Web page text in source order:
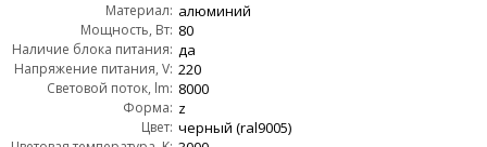
Материал: алюминий
Мощность, Вт: 80
Наличие блока питания: да
Напряжение питания, V: 220
Световой поток, lm: 8000
Форма: z
Цвет: черный (ral9005)